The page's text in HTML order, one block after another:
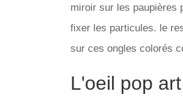
miroir sur les paupières
fixer les particules. le
sur ces ongles colorés
L'oeil pop art